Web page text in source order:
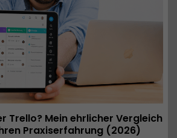
Trello? Mein ehrlicher Vergleich
Praxiserfahrung (2026)